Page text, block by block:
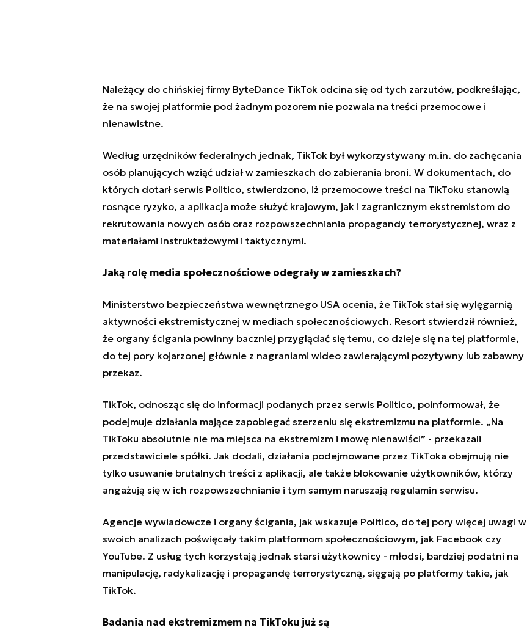
Należący do chińskiej firmy ByteDanceTikTok odcina się od tych zarzutów, podkreślając,
że na swojej platformie pod żadnym pozorem nie pozwala na treści przemocowe i
nienawistne.
Według urzędników federalnych jednak, TikTok był wykorzystywany m.in. do zachęcania
osób planujących wziąć udział w zamieszkach do zabierania broni. W dokumentach, do
których dotarł serwis Politico, stwierdzono, iż przemocowe treści na TikToku stanowią
rosnące ryzyko, a aplikacja może służyć krajowym, jak i zagranicznym ekstremistom do
rekrutowania nowych osób oraz rozpowszechniania propagandy terrorystycznej, wraz z
materiałami instruktażowymi i taktycznymi.
Jaką rolę media społecznościowe odegrały w zamieszkach?
Ministerstwo bezpieczeństwa wewnętrznego USA ocenia, że TikTok stał się wylęgarnią
aktywności ekstremistycznej w mediach społecznościowych. Resort stwierdził również,
że organy ścigania powinny baczniej przyglądać się temu, co dzieje się na tej platformie,
do tej pory kojarzonej głównie z nagraniami wideo zawierającymi pozytywny lub zabawny
przekaz.
TikTok, odnosząc się do informacji podanych przez serwis Politico, poinformował, że
podejmuje działania mające zapobiegać szerzeniu się ekstremizmu na platformie. „Na
TikToku absolutnie nie ma miejsca na ekstremizm i mowę nienawiści” - przekazali
przedstawiciele spółki. Jak dodali, działania podejmowane przez TikToka obejmują nie
tylko usuwanie brutalnych treści z aplikacji, ale także blokowanie użytkowników, którzy
angażują się w ich rozpowszechnianie i tym samym naruszają regulamin serwisu.
Agencje wywiadowcze i organy ścigania, jak wskazuje Politico, do tej pory więcej uwagi w
swoich analizach poświęcały takim platformom społecznościowym, jak Facebook czy
YouTube. Z usług tych korzystają jednak starsi użytkownicy - młodsi, bardziej podatni na
manipulację, radykalizację i propagandę terrorystyczną, sięgają po platformy takie, jak
TikTok.
Badania nad ekstremizmem na TikToku już są